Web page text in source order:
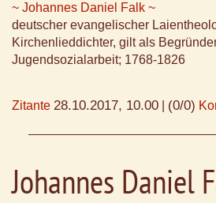
~ Johannes Daniel Falk ~
deutscher evangelischer
Kirchenlieddichter, gilt als
Jugendsozialarbeit; 1768-1826
Zitante 28.10.2017, 10.00 (0/0)
Johannes Daniel